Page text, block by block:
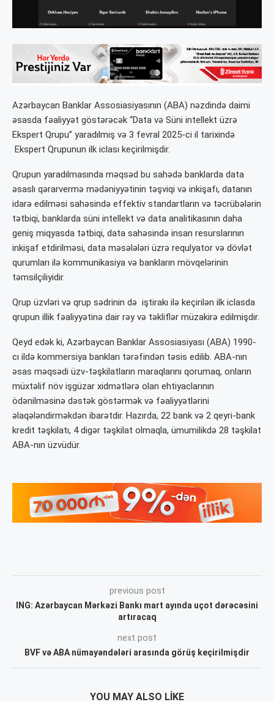
Azərbaycan Banklar Assosiasiyasının (ABA) nəzdində daimi
əsasda fəaliyyət göstərəcək “Data və Süni intellekt üzrə
Ekspert Qrupu” yaradılmış və 3 fevral 2025-ci il tarixində
Ekspert Qrupunun ilk iclası keçirilmişdir.
Qrupun yaradılmasında məqsəd bu sahədə banklarda data
əsaslı qərarvermə mədəniyyətinin təşviqi və inkişafı, datanın
idarə edilməsi sahəsində effektiv standartların və təcrübələrin
tətbiqi, banklarda süni intellekt və data analitikasının daha
geniş miqyasda tətbiqi, data sahəsində insan resurslarının
inkişaf etdirilməsi, data məsələləri üzrə requlyator və dövlət
qurumları ilə kommunikasiya və bankların mövqelərinin
təmsilçiliyidir.
Qrup üzvləri və qrup sədrinin də iştirakı ilə keçirilən ilk iclasda
qrupun illik fəaliyyətinə dair rəy və təkliflər müzakirə edilmişdir.
Qeyd edək ki, Azərbaycan Banklar Assosiasiyası (ABA) 1990-
cı ildə kommersiya bankları tərəfindən təsis edilib. ABA-nın
əsas məqsədi üzv-təşkilatların maraqlarını qorumaq, onların
müxtəlif növ işgüzar xidmətlərə olan ehtiyaclarının
ödənilməsinə dəstək göstərmək və fəaliyyətlərini
əlaqələndirməkdən ibarətdir. Hazırda, 22 bank və 2 qeyri-bank
kredit təşkilatı, 4 digər təşkilat olmaqla, ümumilikdə 28 təşkilat
ABA-nın üzvüdür.
previous post
ING: Azərbaycan Mərkəzi Bankı mart ayında uçot dərəcəsini
artıracaq
next post
BVF və ABA nümayəndələri arasında görüş keçirilmişdir
YOU MAY ALSO LIKE